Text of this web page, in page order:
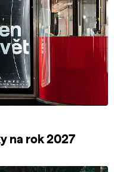
na rok 2027